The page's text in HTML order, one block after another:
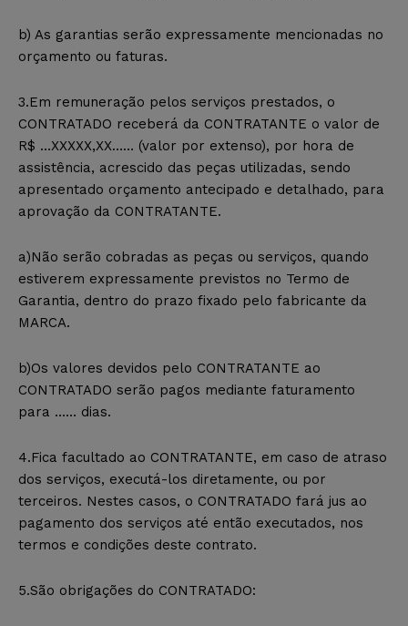
b) As garantias serão expressamente mencionadas no
orçamento ou faturas.
3.Em remuneração pelos serviços prestados, o
CONTRATADO receberá da CONTRATANTE o valor de
R$ …XXXXX,XX…… (valor por extenso), por hora de
assistência, acrescido das peças utilizadas, sendo
apresentado orçamento antecipado e detalhado, para
aprovação da CONTRATANTE.
a)Não serão cobradas as peças ou serviços, quando
estiverem expressamente previstos no Termo de
Garantia, dentro do prazo fixado pelo fabricante da
MARCA.
b)Os valores devidos pelo CONTRATANTE ao
CONTRATADO serão pagos mediante faturamento
para …… dias.
4.Fica facultado ao CONTRATANTE, em caso de atraso
dos serviços, executá-los diretamente, ou por
terceiros. Nestes casos, o CONTRATADO fará jus ao
pagamento dos serviços até então executados, nos
termos e condições deste contrato.
5.São obrigações do CONTRATADO: